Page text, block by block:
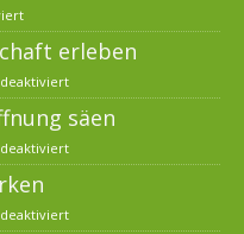
erleben
säen